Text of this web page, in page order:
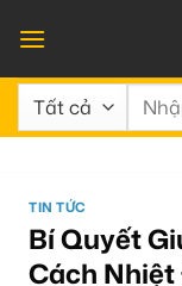
qua
nội
dung
Tìm
TIN TỨC
Bí Quyết
Cách